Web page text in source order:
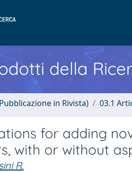
della
in Rivista) 03.1
for adding
with or without
R.